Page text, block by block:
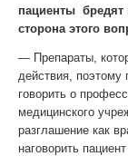
пациенты бредят
сторона этого
— Препараты,
действия, поэтому
говорить о
медицинского
разглашение как
наговорить